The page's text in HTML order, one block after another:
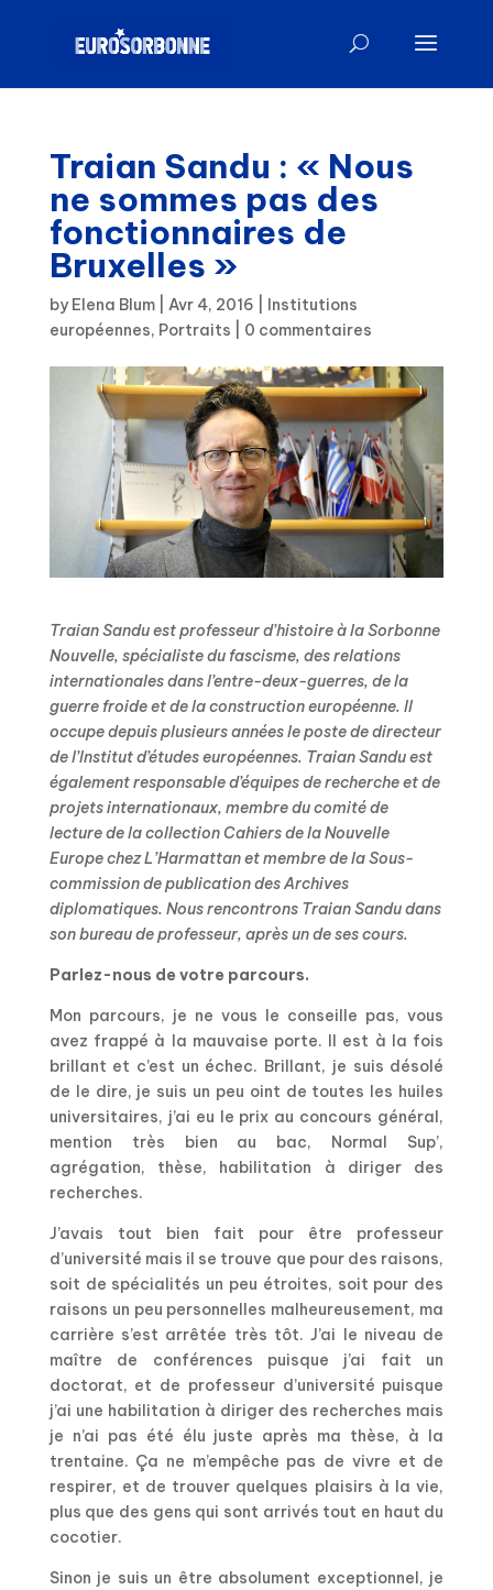
Traian Sandu : « Nous
ne sommes pas des
fonctionnaires de
Bruxelles »
by Elena Blum| Avr 4, 2016
Institutions
européennes, Portraits 0 commentaires
Traian Sandu est professeur d’histoire à la Sorbonne
Nouvelle, spécialiste du fascisme, des relations
internationales dans l’entre-deux-guerres, de la
guerre froide et de la construction européenne. Il
occupe depuis plusieurs années le poste de directeur
de l’Institut d’études européennes. Traian Sandu est
également responsable d’équipes de recherche et de
projets internationaux, membre du comité de
lecture de la collection Cahiers de la Nouvelle
Europe chez L’Harmattan et membre de la Sous-
commission de publication des Archives
diplomatiques. Nous rencontrons Traian Sandu dans
son bureau de professeur, après un de ses cours.
Parlez-nous de votre parcours.
Mon parcours, je ne vous le conseille pas, vous
avez frappé à la mauvaise porte. Il est à la fois
brillant et c’est un échec. Brillant, je suis désolé
de le dire, je suis un peu oint de toutes les huiles
universitaires, j’ai eu le prix au concours général,
mention très bien au bac, Normal Sup’,
agrégation, thèse, habilitation à diriger des
recherches.
J’avais tout bien fait pour être professeur
d’université mais il se trouve que pour des raisons,
soit de spécialités un peu étroites, soit pour des
raisons un peu personnelles malheureusement, ma
carrière s’est arrêtée très tôt. J’ai le niveau de
maître de conférences puisque j’ai fait un
doctorat, et de professeur d’université puisque
j’ai une habilitation à diriger des recherches mais
je n’ai pas été élu juste après ma thèse, à la
trentaine. Ça ne m’empêche pas de vivre et de
respirer, et de trouver quelques plaisirs à la vie,
plus que des gens qui sont arrivés tout en haut du
cocotier.
Sinon je suis un être absolument exceptionnel, je